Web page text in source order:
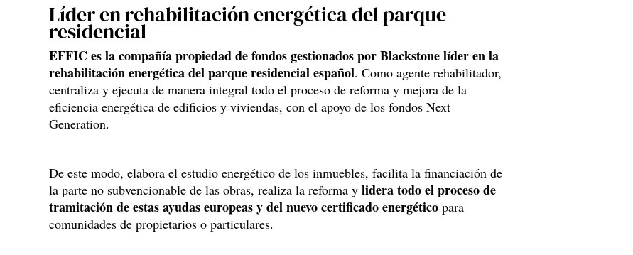
Líder en rehabilitación energética del parque
residencial
EFFIC es la compañía propiedad de fondos gestionados por Blackstone líder en la
rehabilitación energética del parque residencial español. Como agente rehabilitador,
centraliza y ejecuta de manera integral todo el proceso de reforma y mejora de la
eficiencia energética de edificios y viviendas, con el apoyo de los fondos Next
Generation.
De este modo, elabora el estudio energético de los inmuebles, facilita la financiación de
la parte no subvencionable de las obras, realiza la reforma y lidera todo el proceso de
tramitación de estas ayudas europeas y del nuevo certificado energético para
comunidades de propietarios o particulares.